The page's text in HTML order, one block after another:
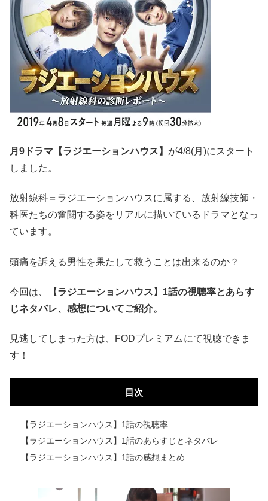
月9ドラマ【ラジエーションハウス】 が4/8(月)にスタート
しました。
放射線科＝ラジエーションハウスに属する、放射線技師・
科医たちの奮闘する姿をリアルに描いているドラマとなっ
ています。
頭痛を訴える男性を果たして救うことは出来るのか？
今回は、
【ラジエーションハウス】1話の視聴率とあらす
じネタバレ、感想についてご紹介。
見逃してしまった方は、FODプレミアムにて視聴できま
す！
目次
【ラジエーションハウス】1話の視聴率
【ラジエーションハウス】1話のあらすじとネタバレ
【ラジエーションハウス】1話の感想まとめ